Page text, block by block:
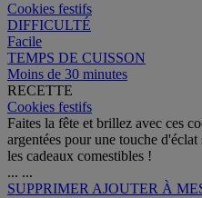
Cookies festifs
DIFFICULTÉ
Facile
TEMPS DE CUISSON
Moins de 30 minutes
RECETTE
Cookies festifs
Faites la fête et brillez avec ces
argentées pour une touche
les cadeaux comestibles !
... ...
SUPPRIMER AJOUTER À